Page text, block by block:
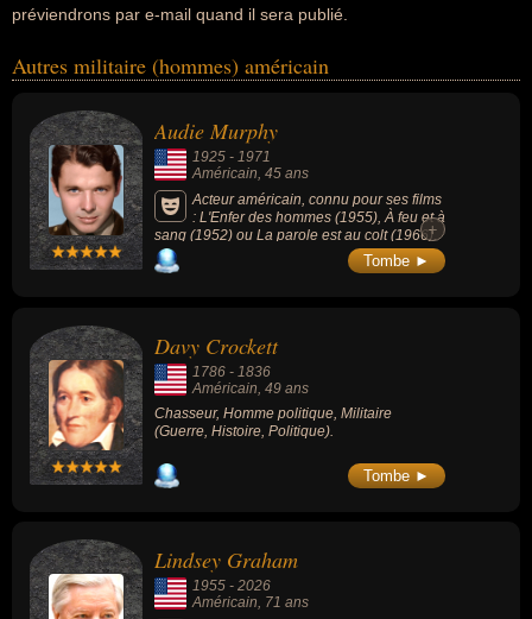
préviendrons par e-mail quand il sera publié.
Autres militaire (hommes) américain
Audie Murphy
1925 - 1971
Américain, 45 ans
Acteur américain, connu pour ses films
: L'Enfer des hommes (1955), À feu et à
sang (1952) ou La parole est au colt (1966).
Ancien militaire, il reçut quasiment toutes les
décorations militaires existantes dans
+
Tombe ►
Davy Crockett
1786 - 1836
Américain , 49 ans
Chasseur, Homme politique, Militaire
(Guerre, Histoire, Politique).
Tombe ►
Lindsey Graham
1955 - 2026
Américain, 71 ans